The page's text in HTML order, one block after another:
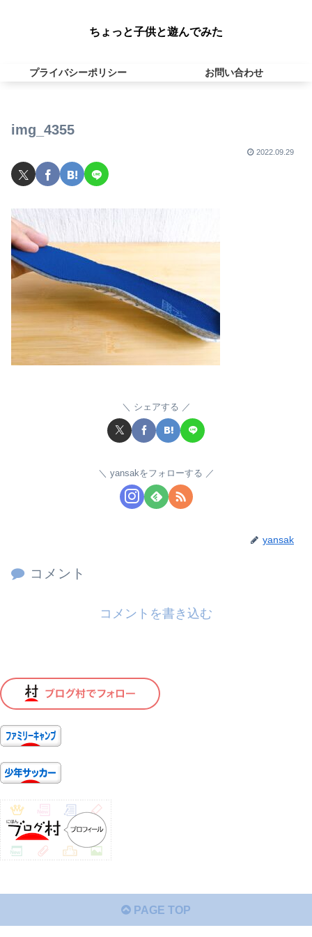
ちょっと子供と遊んでみた
プライバシーポリシー お問い合わせ
img_4355
2022.09.29
シェアする
yansakをフォローする
yansak
コメント
コメントを書き込む
PAGE TOP